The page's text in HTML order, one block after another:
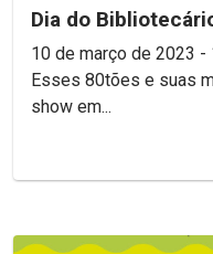
Dia do
10 de março de 2023 -
Esses 80tões e suas
show em...